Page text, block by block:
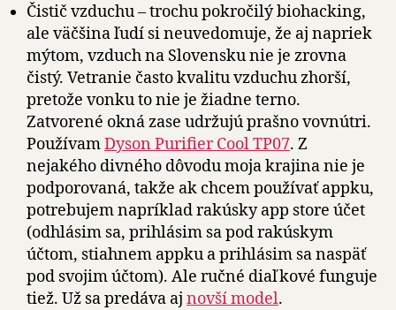
Čistič vzduchu – trochu pokročilý biohacking,
ale väčšina ľudí si neuvedomuje, že aj napriek
mýtom, vzduch na Slovensku nie je zrovna
čistý. Vetranie často kvalitu vzduchu zhorší,
pretože vonku to nie je žiadne terno.
Zatvorené okná zase udržujú prašno vovnútri.
PoužívamDyson Purifier Cool TP07. Z
nejakého divného dôvodu moja krajina nie je
podporovaná, takže ak chcem používať appku,
potrebujem napríklad rakúsky app store účet
(odhlásim sa, prihlásim sa pod rakúskym
účtom, stiahnem appku a prihlásim sa naspäť
pod svojim účtom). Ale ručné diaľkové funguje
tiež. Už sa predáva aj novší model.